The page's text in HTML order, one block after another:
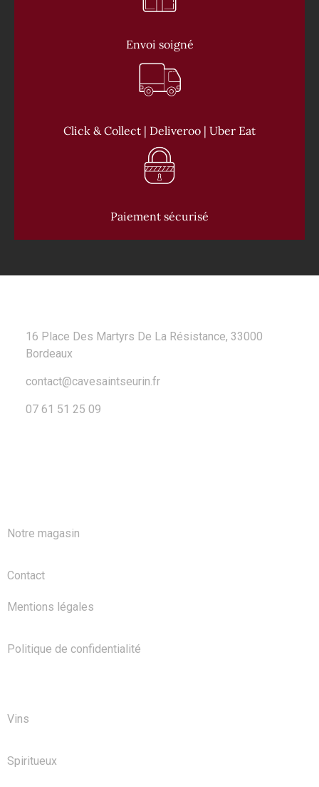
Envoi soigné
Click & Collect | Deliveroo | Uber Eat
Paiement sécurisé
16 Place Des Martyrs De La Résistance, 33000
Bordeaux
contact@cavesaintseurin.fr
07 61 51 25 09
Notre magasin
Contact
Mentions légales
Politique de confidentialité
Vins
Spiritueux